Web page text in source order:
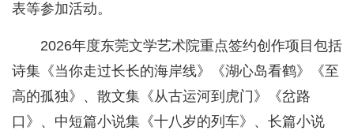
表等参加活动。
2026年度东莞文学艺术院重点签约创作项目包括
诗集《当你走过长长的海岸线》《湖心岛看鹤》《至
高的孤独》、散文集《从古运河到虎门》《岔路
口》、中短篇小说集《十八岁的列车》、长篇小说